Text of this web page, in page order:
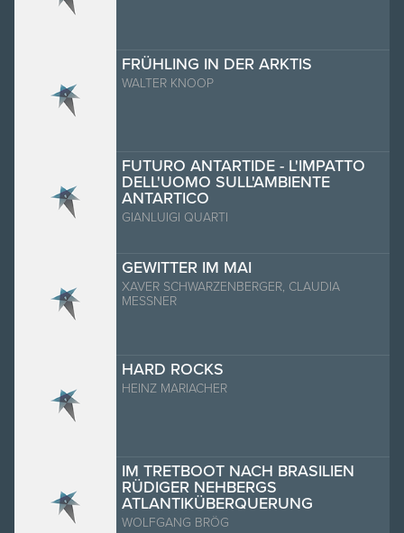
FRÜHLING IN DER ARKTIS
WALTER KNOOP
FUTURO ANTARTIDE - L'IMPATTO
DELL'UOMO SULL'AMBIENTE
ANTARTICO
GIANLUIGI QUARTI
GEWITTER IM MAI
XAVER SCHWARZENBERGER, CLAUDIA
MESSNER
HARD ROCKS
HEINZ MARIACHER
IM TRETBOOT NACH BRASILIEN
RÜDIGER NEHBERGS
ATLANTIKÜBERQUERUNG
WOLFGANG BRÖG